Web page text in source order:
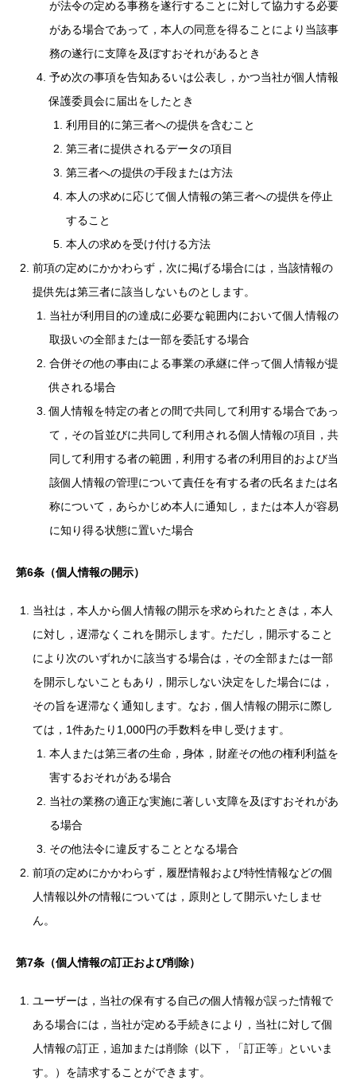
が法令の定める事務を遂行することに対して協力する必要
がある場合であって，本人の同意を得ることにより当該事
務の遂行に支障を及ぼすおそれがあるとき
予め次の事項を告知あるいは公表し，かつ当社が個人情報
保護委員会に届出をしたとき
利用目的に第三者への提供を含むこと
第三者に提供されるデータの項目
第三者への提供の手段または方法
本人の求めに応じて個人情報の第三者への提供を停止
すること
本人の求めを受け付ける方法
前項の定めにかかわらず，次に掲げる場合には，当該情報の
提供先は第三者に該当しないものとします。
当社が利用目的の達成に必要な範囲内において個人情報の
取扱いの全部または一部を委託する場合
合併その他の事由による事業の承継に伴って個人情報が提
供される場合
個人情報を特定の者との間で共同して利用する場合であっ
て，その旨並びに共同して利用される個人情報の項目，共
同して利用する者の範囲，利用する者の利用目的および当
該個人情報の管理について責任を有する者の氏名または名
称について，あらかじめ本人に通知し，または本人が容易
に知り得る状態に置いた場合
第6条（個人情報の開示）
当社は，本人から個人情報の開示を求められたときは，本人
に対し，遅滞なくこれを開示します。ただし，開示すること
により次のいずれかに該当する場合は，その全部または一部
を開示しないこともあり，開示しない決定をした場合には，
その旨を遅滞なく通知します。なお，個人情報の開示に際し
ては，1件あたり1,000円の手数料を申し受けます。
本人または第三者の生命，身体，財産その他の権利利益を
害するおそれがある場合
当社の業務の適正な実施に著しい支障を及ぼすおそれがあ
る場合
その他法令に違反することとなる場合
前項の定めにかかわらず，履歴情報および特性情報などの個
人情報以外の情報については，原則として開示いたしませ
ん。
第7条（個人情報の訂正および削除）
ユーザーは，当社の保有する自己の個人情報が誤った情報で
ある場合には，当社が定める手続きにより，当社に対して個
人情報の訂正，追加または削除（以下，「訂正等」といいま
す。）を請求することができます。